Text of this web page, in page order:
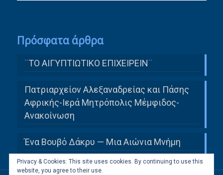
Πρόσφατα άρθρα
¨ΤΟ ΑΙΓΥΠΤΙΩΤΙΚΟ ΕΠΙΧΕΙΡΕΙΝ¨
Πατριαρχείον Αλεξαναδρείας και Πάσης
Αφρικής-Ιερά Μητρόπολις Μέμφιδος-
Ανακοίνωση
Ένα Βουβό Δάκρυ — Μια Αιώνια Μνήμη
Privacy & Cookies: This site uses cookies. By continuing to use this
website, you agree to their use.